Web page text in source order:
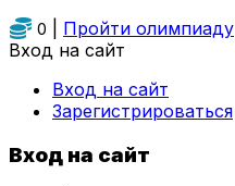
0 Пройти олимпиаду
Вход на сайт
Вход на сайт
Зарегистрироваться
Вход на сайт